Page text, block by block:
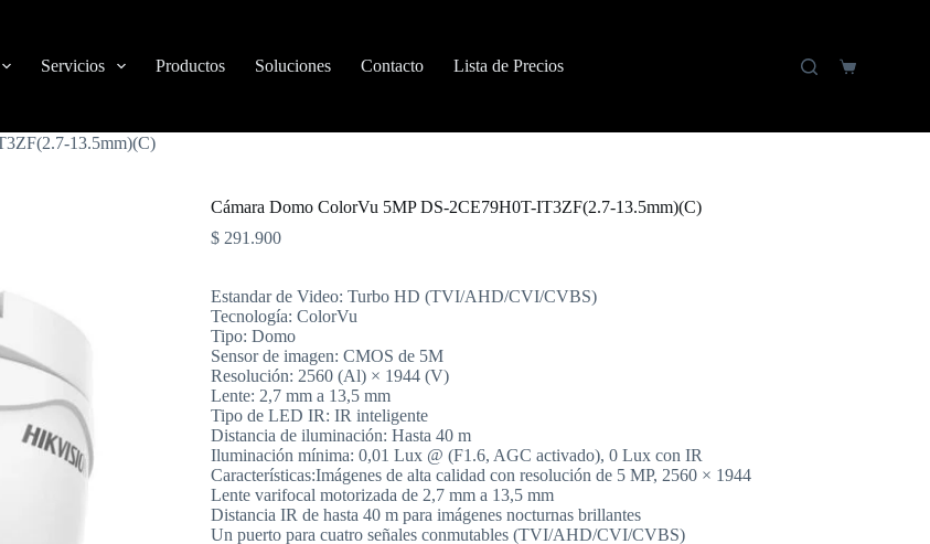
Servicios Productos Soluciones Contacto Lista de Precios
13.5mm)(C)
Cámara Domo ColorVu 5MP DS-2CE79H0T-IT3ZF(2.7-13.5mm)(C)
$ 291.900
Estandar de Video: Turbo HD (TVI/AHD/CVI/CVBS)
Tecnología: ColorVu
Tipo: Domo
Sensor de imagen: CMOS de 5M
Resolución: 2560 (Al) × 1944 (V)
Lente: 2,7 mm a 13,5 mm
Tipo de LED IR: IR inteligente
Distancia de iluminación: Hasta 40 m
Iluminación mínima: 0,01 Lux @ (F1.6, AGC activado), 0 Lux con IR
Características:Imágenes de alta calidad con resolución de 5 MP, 2560 × 1944
Lente varifocal motorizada de 2,7 mm a 13,5 mm
Distancia IR de hasta 40 m para imágenes nocturnas brillantes
Un puerto para cuatro señales conmutables (TVI/AHD/CVI/CVBS)